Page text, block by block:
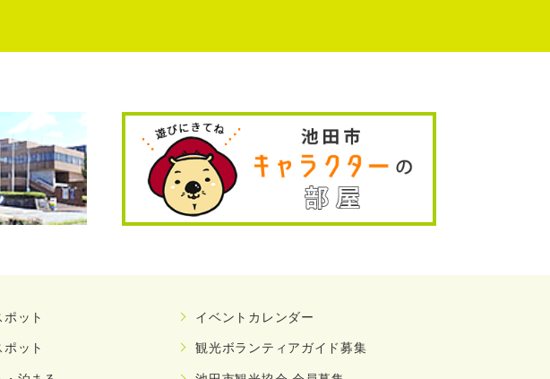
ット
ット
イベントカレンダー
観光ボランティアガイド募集